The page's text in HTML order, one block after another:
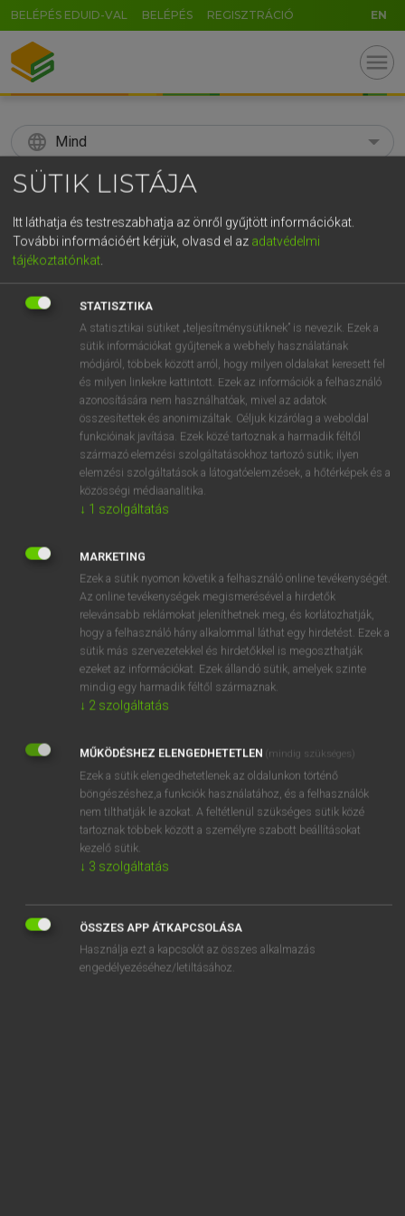
BELÉPÉS EDUID-VAL BELÉPÉS REGISZTRÁCIÓ EN
menu
language Mind
search
KERESÉS
Díjmentes angol szótár
speech form fn nyelvi alakzat/forma
⚲ speech formkeresése szótárainkban
DÍJMENTES ANGOL SZÓTÁR
speech day
speech-day
speech defect
speech form
speechful
SZOTAR.NET APPLIKÁCIÓ
ONLINE NYELVVIZSGA
SÜTIK LISTÁJA
Itt láthatja és testreszabhatja az önről gyűjtött információkat.
További információért kérjük, olvasd el az adatvédelmi
tájékoztatónkat
STATISZTIKA
A statisztikai sütiket „teljesítménysütiknek” is nevezik. Ezek a
sütik információkat gyűjtenek a webhely használatának
módjáról, többek között arról, hogy milyen oldalakat keresett fel
és milyen linkekre kattintott. Ezek az információk a felhasználó
azonosítására nem használhatóak, mivel az adatok
összesítettek és anonimizáltak. Céljuk kizárólag a weboldal
funkcióinak javítása. Ezek közé tartoznak a harmadik féltől
származó elemzési szolgáltatásokhoz tartozó sütik; ilyen
elemzési szolgáltatások a látogatóelemzések, a hőtérképek és a
közösségi médiaanalitika.
↓ 1 szolgáltatás
MARKETING
Ezek a sütik nyomon követik a felhasználó online tevékenységét.
Az online tevékenységek megismerésével a hirdetők
relevánsabb reklámokat jeleníthetnek meg, és korlátozhatják,
hogy a felhasználó hány alkalommal láthat egy hirdetést. Ezek a
sütik más szervezetekkel és hirdetőkkel is megoszthatják
ezeket az információkat. Ezek állandó sütik, amelyek szinte
mindig egy harmadik féltől származnak.
↓ 2 szolgáltatás
MŰKÖDÉSHEZ ELENGEDHETETLEN (mindig szükséges)
Ezek a sütik elengedhetetlenek az oldalunkon történő
böngészéshez,a funkciók használatához, és a felhasználók
nem tilthatják le azokat. A feltétlenül szükséges sütik közé
tartoznak többek között a személyre szabott beállításokat
kezelő sütik.
↓ 3 szolgáltatás
ÖSSZES APP ÁTKAPCSOLÁSA
Használja ezt a kapcsolót az összes alkalmazás
engedélyezéséhez/letiltásához.
GR
5 6 7 8 9 ö ü ó
r t z u i o p ő ú
k l ű
n m , . AltGr